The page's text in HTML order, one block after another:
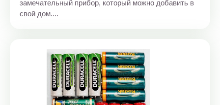
замечательный прибор, который можно добавить в
свой дом....